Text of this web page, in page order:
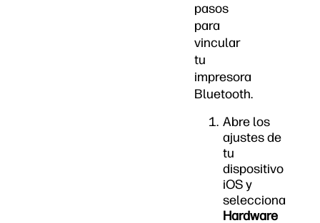
pasos
para
vincular
tu
impresora
Bluetooth.
Abre los
ajustes de
tu
dispositivo
iOS y
selecciona
Hardware